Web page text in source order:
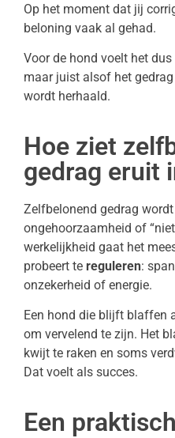
Op het moment dat jij
beloning vaak al gehad.
Voor de hond voelt het
maar juist alsof het
wordt herhaald.
Hoe ziet
gedrag eruit
Zelfbelonend gedrag
ongehoorzaamheid of
werkelijkheid gaat het
probeert te reguleren:
onzekerheid of energie.
Een hond die blijft blaffen
om vervelend te zijn. Het
kwijt te raken en soms
Dat voelt als succes.
Een